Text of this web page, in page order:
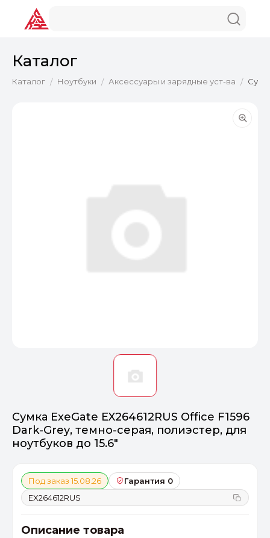
Каталог
Каталог / Ноутбуки / Аксессуары и зарядные уст-ва /
Сумка ExeGate EX264612RUS Office F1596
Dark-Grey, темно-серая, полиэстер, для
ноутбуков до 15.6"
Под заказ 15.08.26
Гарантия 0
EX264612RUS
Описание товара